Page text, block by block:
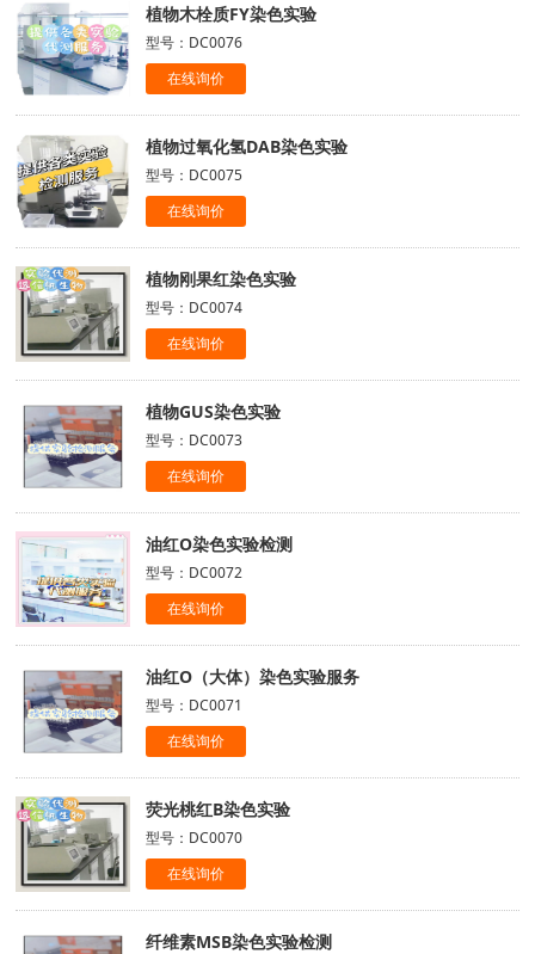
植物木栓质FY染色实验
型号：DC0076
在线询价
植物过氧化氢DAB染色实验
型号：DC0075
在线询价
植物刚果红染色实验
型号：DC0074
在线询价
植物GUS染色实验
型号：DC0073
在线询价
油红O染色实验检测
型号：DC0072
在线询价
油红O（大体）染色实验服务
型号：DC0071
在线询价
荧光桃红B染色实验
型号：DC0070
在线询价
纤维素MSB染色实验检测